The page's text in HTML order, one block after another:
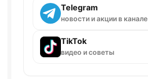
Telegram
новости и акции в канале
TikTok
видео и советы